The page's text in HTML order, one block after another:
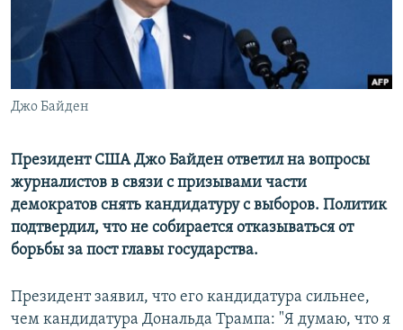
ПОБЕДИТЕЛЕЙ НЕ СУДЯТ?
КРЫМ.НЕПОКОРЕННЫЙ
ELIFBE
УКРАИНСКАЯ ПРОБЛЕМА КРЫМА
ПРИСОЕДИНЯЙТЕСЬ!
Джо Байден
Президент США Джо Байден ответил на вопросы
журналистов в связи с призывами части
демократов снять кандидатуру с выборов. Политик
подтвердил, что не собирается отказываться от
борьбы за пост главы государства.
Президент заявил, что его кандидатура сильнее,
чем кандидатура Дональда Трампа: "Я думаю, что я